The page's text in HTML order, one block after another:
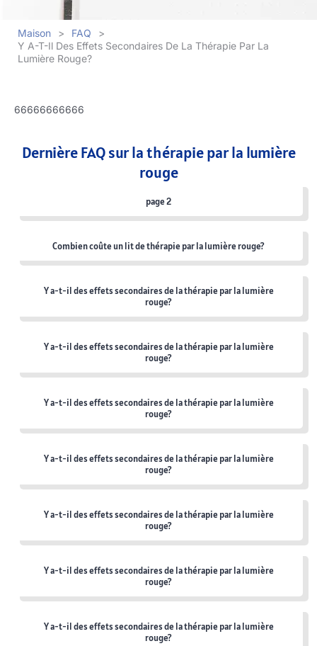
Maison > FAQ
>
Y A-T-Il Des Effets Secondaires De La Thérapie Par La
Lumière Rouge?
66666666666
Dernière FAQ sur la thérapie par la lumière
rouge
page 2
Combien coûte un lit de thérapie par la lumière rouge?
Y a-t-il des effets secondaires de la thérapie par la lumière
rouge?
Y a-t-il des effets secondaires de la thérapie par la lumière
rouge?
Y a-t-il des effets secondaires de la thérapie par la lumière
rouge?
Y a-t-il des effets secondaires de la thérapie par la lumière
rouge?
Y a-t-il des effets secondaires de la thérapie par la lumière
rouge?
Y a-t-il des effets secondaires de la thérapie par la lumière
rouge?
Y a-t-il des effets secondaires de la thérapie par la lumière
rouge?